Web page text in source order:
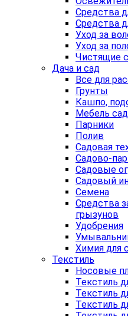
Средства
Средства
Уход за
Уход за
Чистящие
Дача и сад
Все для
Грунты
Кашпо,
Мебель
Парники
Полив
Садовая
Садово-
Садовые
Садовый
Семена
Средства
грызунов
Удобрения
Химия для
Текстиль
Носовые
Текстиль
Текстиль
Текстиль